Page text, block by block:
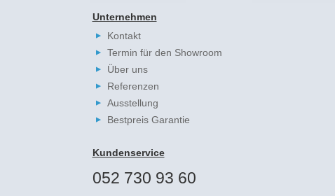
Unternehmen
Kontakt
Termin für den Showroom
Über uns
Referenzen
Ausstellung
Bestpreis Garantie
Kundenservice
052 730 93 60